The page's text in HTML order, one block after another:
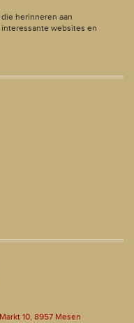
herinneren aan
websites en
10, 8957 Mesen